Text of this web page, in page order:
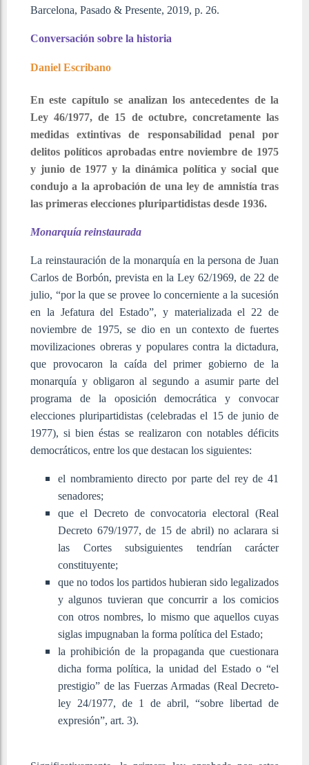
Barcelona, Pasado & Presente, 2019, p. 26.
Conversación sobre la historia
Daniel Escribano
En este capítulo se analizan los antecedentes de la
Ley 46/1977, de 15 de octubre, concretamente las
medidas extintivas de responsabilidad penal por
delitos políticos aprobadas entre noviembre de 1975
y junio de 1977 y la dinámica política y social que
condujo a la aprobación de una ley de amnistía tras
las primeras elecciones pluripartidistas desde 1936.
Monarquía reinstaurada
La reinstauración de la monarquía en la persona de Juan
Carlos de Borbón, prevista en la Ley 62/1969, de 22 de
julio, “por la que se provee lo concerniente a la sucesión
en la Jefatura del Estado”, y materializada el 22 de
noviembre de 1975, se dio en un contexto de fuertes
movilizaciones obreras y populares contra la dictadura,
que provocaron la caída del primer gobierno de la
monarquía y obligaron al segundo a asumir parte del
programa de la oposición democrática y convocar
elecciones pluripartidistas (celebradas el 15 de junio de
1977), si bien éstas se realizaron con notables déficits
democráticos, entre los que destacan los siguientes:
el nombramiento directo por parte del rey de 41
senadores;
que el Decreto de convocatoria electoral (Real
Decreto 679/1977, de 15 de abril) no aclarara si
las Cortes subsiguientes tendrían carácter
constituyente;
que no todos los partidos hubieran sido legalizados
y algunos tuvieran que concurrir a los comicios
con otros nombres, lo mismo que aquellos cuyas
siglas impugnaban la forma política del Estado;
la prohibición de la propaganda que cuestionara
dicha forma política, la unidad del Estado o “el
prestigio” de las Fuerzas Armadas (Real Decreto-
ley 24/1977, de 1 de abril, “sobre libertad de
expresión”, art. 3).